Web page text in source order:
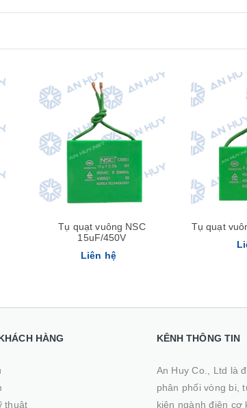
Xem nhanh
Tụ quạt vuông NSC
15uF/450V
Liên hệ
Tụ quạt
HÀNG
thuật
KÊNH THÔNG TIN
An Huy Co., Ltd là
phân phối vòng bi,
kiện ngành điện cơ